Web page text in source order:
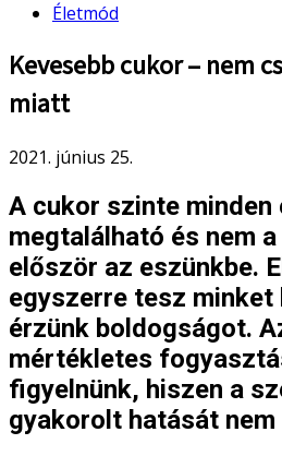
Életmód
Kevesebb cukor – nem
miatt
2021. június 25.
A cukor szinte minden
megtalálható és nem
először az eszünkbe.
egyszerre tesz minket
érzünk boldogságot.
mértékletes
figyelnünk, hiszen a
gyakorolt hatását